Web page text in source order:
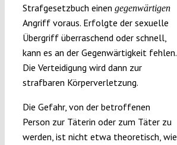
Strafgesetzbuch einen gegenwärtigen
Angriff voraus. Erfolgte der sexuelle
Übergriff überraschend oder schnell,
kann es an der Gegenwärtigkeit fehlen.
Die Verteidigung wird dann zur
strafbaren Körperverletzung.
Die Gefahr, von der betroffenen
Person zur Täterin oder zum Täter zu
werden, ist nicht etwa theoretisch, wie